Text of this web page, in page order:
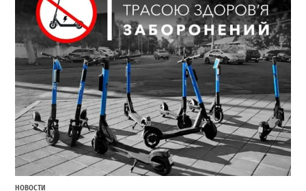
НОВОСТИ